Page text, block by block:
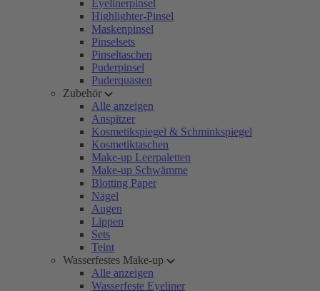
Eyelinerpinsel
Highlighter-Pinsel
Maskenpinsel
Pinselsets
Pinseltaschen
Puderpinsel
Puderquasten
Zubehör
Alle anzeigen
Anspitzer
Kosmetikspiegel & Schminkspiegel
Kosmetiktaschen
Make-up Leerpaletten
Make-up Schwämme
Blotting Paper
Nägel
Augen
Lippen
Sets
Teint
Wasserfestes Make-up
Alle anzeigen
Wasserfeste Eyeliner